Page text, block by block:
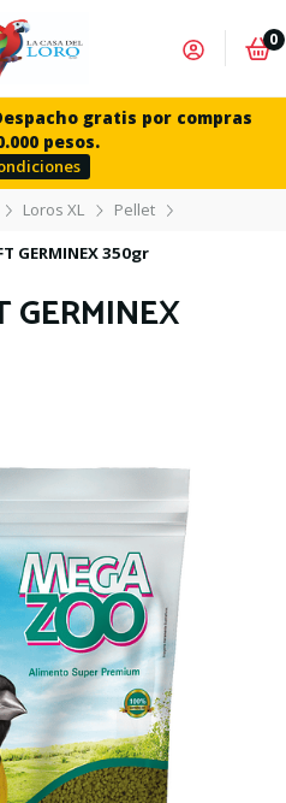
0
gratis por compras
pesos.
Loros XL
Pellet
GERMINEX 350gr
GERMINEX